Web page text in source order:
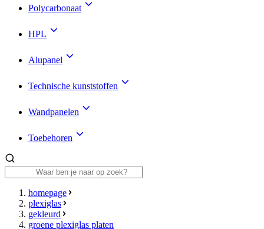
Polycarbonaat
HPL
Alupanel
Technische kunststoffen
Wandpanelen
Toebehoren
homepage
plexiglas
gekleurd
groene plexiglas platen